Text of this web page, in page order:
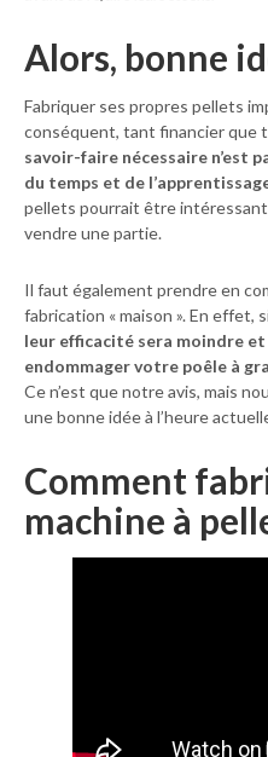
Alors, bonne
Fabriquer ses propres pellets
conséquent, tant financier que
savoir-faire nécessaire n’est
du temps et de
pellets pourrait être intéressant
vendre une partie.
Il faut également prendre en
fabrication « maison ». En effet,
leur efficacité sera moindre
endommager votre poêle à
Ce n’est que notre avis, mais
une bonne idée à l’heure
Comment
machine à